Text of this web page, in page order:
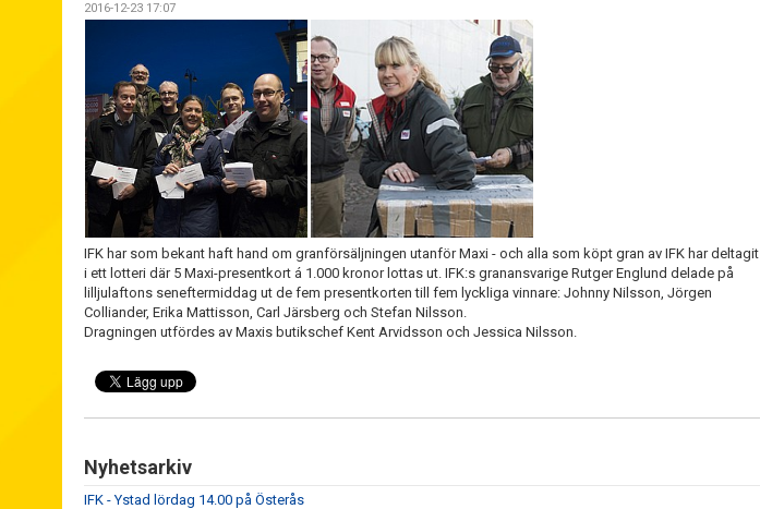
2016-12-23 17:07
IFK har som bekant haft hand om granförsäljningen utanför Maxi - och alla som köpt gran av IFK har deltagit
i ett lotteri där 5 Maxi-presentkort á 1.000 kronor lottas ut. IFK:s granansvarige Rutger Englund delade på
lilljulaftons seneftermiddag ut de fem presentkorten till fem lyckliga vinnare: Johnny Nilsson, Jörgen
Colliander, Erika Mattisson, Carl Järsberg och Stefan Nilsson.
Dragningen utfördes av Maxis butikschef Kent Arvidsson och Jessica Nilsson.
Nyhetsarkiv
IFK - Ystad lördag 14.00 på Österås